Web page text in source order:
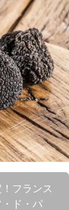
フランス
ド・パ